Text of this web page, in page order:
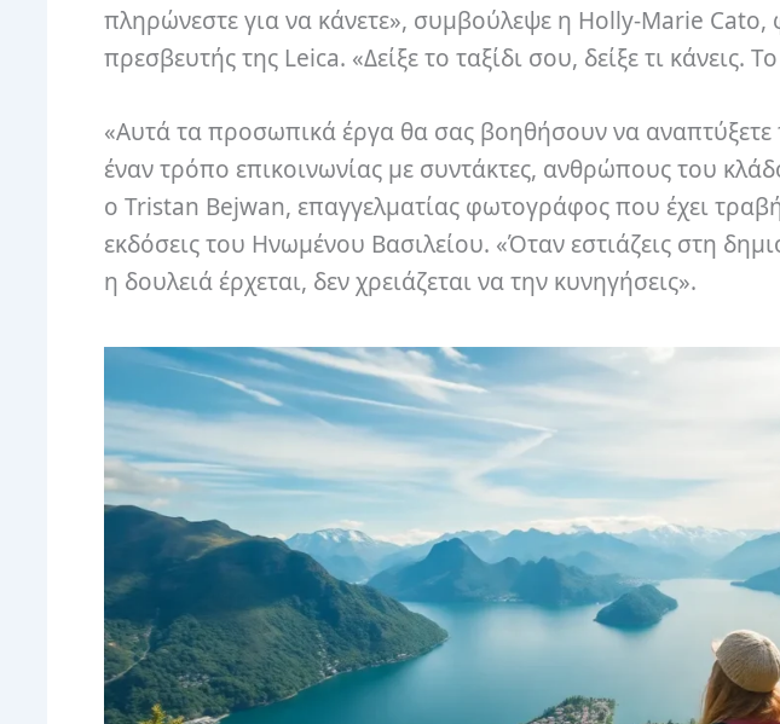
πληρώνεστε για να κάνετε», συμβούλεψε η Holly-Marie
πρεσβευτής της Leica. «Δείξε το ταξίδι σου, δείξε τι
«Αυτά τα προσωπικά έργα θα σας βοηθήσουν να
έναν τρόπο επικοινωνίας με συντάκτες, ανθρώπους του
ο Tristan Bejwan, επαγγελματίας φωτογράφος που έχει
εκδόσεις του Ηνωμένου Βασιλείου. «Όταν εστιάζεις στη
η δουλειά έρχεται, δεν χρειάζεται να την κυνηγήσεις».